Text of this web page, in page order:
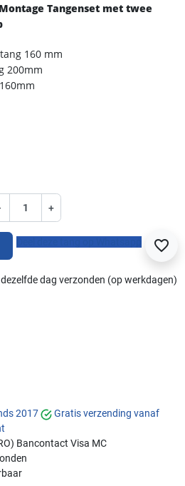
Tangenset met twee
160 mm
200mm
+
favorite_border
dag verzonden (op werkdagen)
2017
Gratis verzending vanaf
Bancontact Visa MC